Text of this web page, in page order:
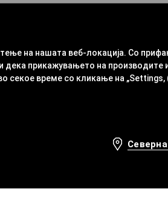
на нашата веб-локација. Со
прикажувањето на производите
време со кликање на „Settings,